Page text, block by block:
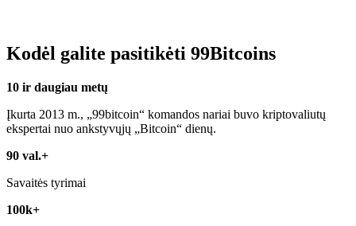
Kodėl galite pasitikėti 99Bitcoins
10 ir daugiau metų
Įkurta 2013 m., „99bitcoin“ komandos nariai buvo kriptovaliutų
ekspertai nuo ankstyvųjų „Bitcoin“ dienų.
90 val.+
Savaitės tyrimai
100k+